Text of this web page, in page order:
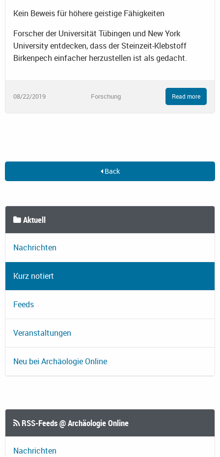
Kein Beweis für höhere geistige Fähigkeiten
Forscher der Universität Tübingen und New York
University entdecken, dass der Steinzeit-Klebstoff
Birkenpech einfacher herzustellen ist als gedacht.
08/22/2019 Forschung Read more
Back
Aktuell
Nachrichten
Kurz notiert
Feeds
Veranstaltungen
Neu bei Archäologie Online
RSS-Feeds @ Archäologie Online
Nachrichten